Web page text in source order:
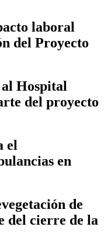
laboral
del Proyecto
Hospital
del proyecto
el
en
de
del cierre de la